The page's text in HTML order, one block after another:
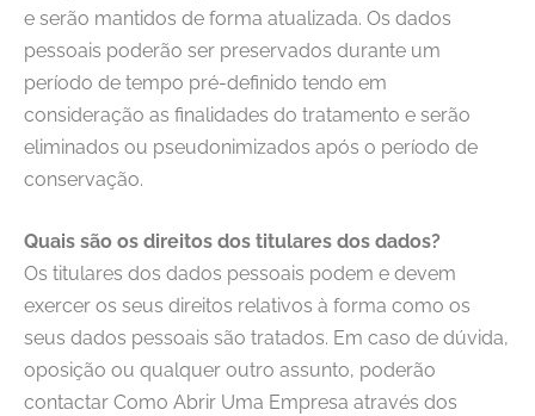
e serão mantidos de forma atualizada. Os dados
pessoais poderão ser preservados durante um
período de tempo pré-definido tendo em
consideração as finalidades do tratamento e serão
eliminados ou pseudonimizados após o período de
conservação.
Quais são os direitos dos titulares dos dados?
Os titulares dos dados pessoais podem e devem
exercer os seus direitos relativos à forma como os
seus dados pessoais são tratados. Em caso de dúvida,
oposição ou qualquer outro assunto, poderão
contactar Como Abrir Uma Empresa através dos